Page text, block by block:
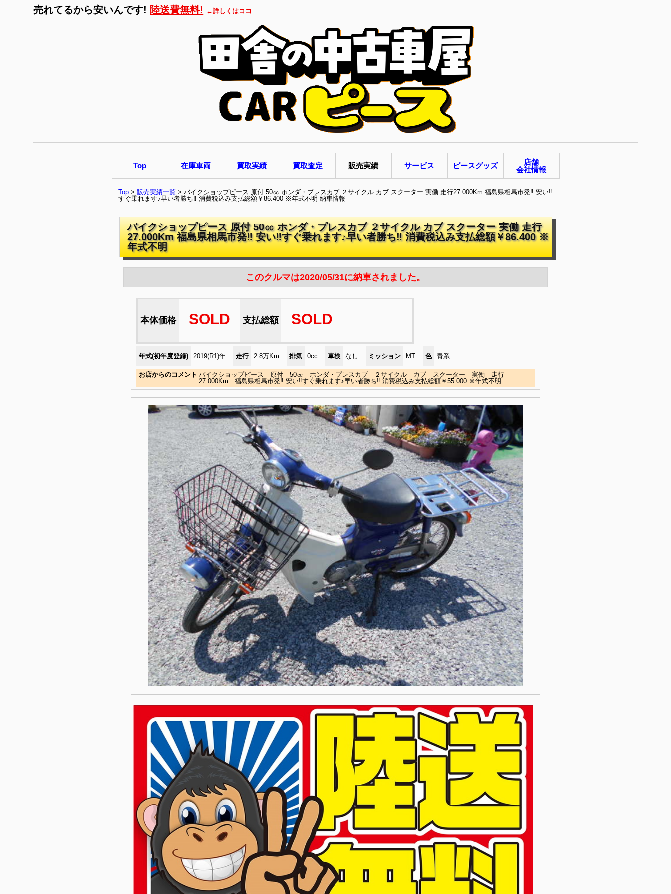
売れてるから安いんです! 陸送費無料! ←詳しくはココ
Top 在庫車両 買取実績 買取査定 販売実績 サービス ピースグッズ
店舗
会社情報
Top > 販売実績一覧 > バイクショップピース 原付 50㏄ ホンダ・プレスカブ ２サイクル カブ スクーター 実働 走行27.000Km 福島県相馬市発‼ 安い‼
すぐ乗れます♪早い者勝ち‼ 消費税込み支払総額￥86.400 ※年式不明 納車情報
バイクショップピース 原付 50㏄ ホンダ・プレスカブ ２サイクル カブ スクーター 実働 走行
27.000Km 福島県相馬市発‼ 安い‼すぐ乗れます♪早い者勝ち‼ 消費税込み支払総額￥86.400 ※
年式不明
このクルマは2020/05/31に納車されました。
本体価格 SOLD 支払総額 SOLD
年式(初年度登録) 2019(R1)年 走行 2.8万Km 排気 0cc 車検 なし ミッション MT 色 青系
お店からのコメント バイクショップピース 原付 50㏄ ホンダ・プレスカブ ２サイクル カブ スクーター 実働 走行
27.000Km 福島県相馬市発‼ 安い‼すぐ乗れます♪早い者勝ち‼ 消費税込み支払総額￥55.000 ※年式不明